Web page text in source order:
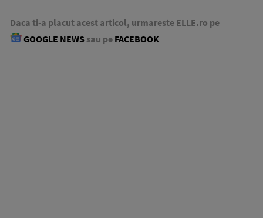
Daca ti-a placut acest articol, urmareste ELLE.ro pe
GOOGLE NEWS sau pe FACEBOOK